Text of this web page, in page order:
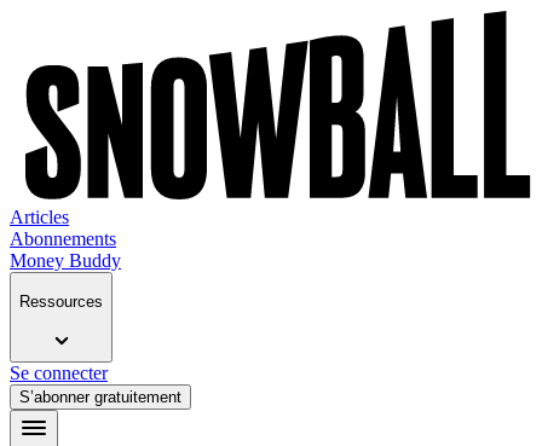
Articles
Abonnements
Money Buddy
Ressources
Se connecter
S’abonner gratuitement